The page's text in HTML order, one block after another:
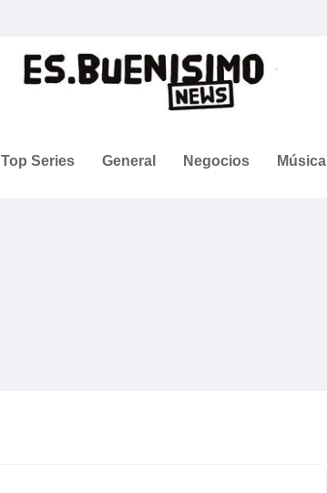
Top Series General Negocios Música